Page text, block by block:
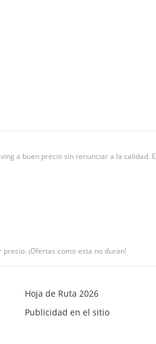
a buen precio sin renunciar a la calidad.
¡Ofertas como esta no duran!
Hoja de Ruta 2026
Publicidad en el sitio